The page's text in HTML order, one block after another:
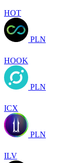
HOT
PLN
HOOK
PLN
ICX
PLN
ILV